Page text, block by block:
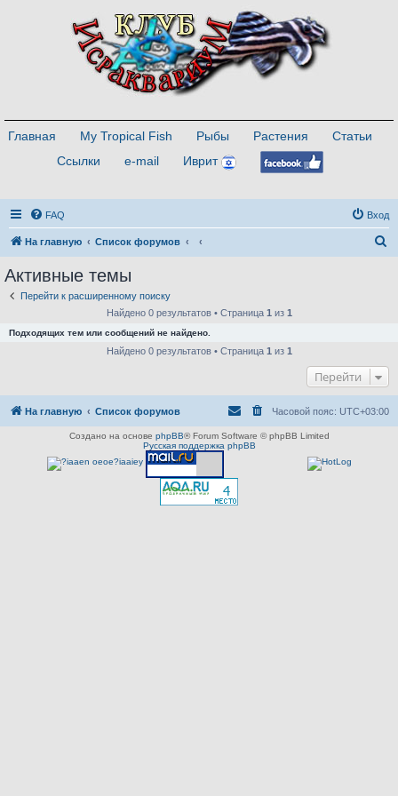
Главная My Tropical Fish Рыбы Растения
Статьи
Ссылки
e-mail Иврит
FAQ Вход
На главную Список форумов
Активные темы
Перейти к расширенному поиску
Найдено 0 результатов • Страница 1 из 1
Подходящих тем или сообщений не найдено.
Найдено 0 результатов • Страница 1 из 1
Перейти
На главную Список форумов Часовой пояс: UTC+03:00
Создано на основе phpBB® Forum Software © phpBB Limited
Русская поддержка phpBB